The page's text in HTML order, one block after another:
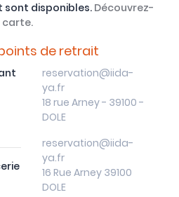
sont disponibles. Découvrez-
carte.
de retrait
reservation@iida-
ya.fr
18 rue Arney - 39100 -
DOLE
reservation@iida-
ya.fr
16 Rue Arney 39100
DOLE